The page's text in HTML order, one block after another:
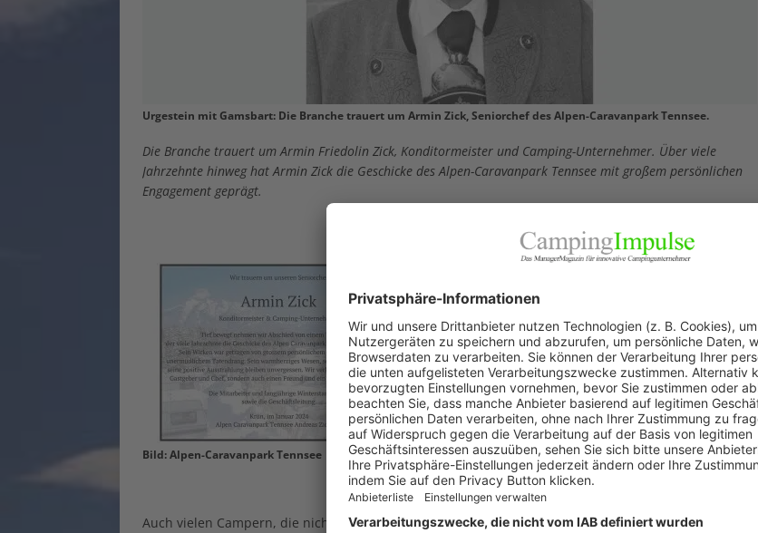
Urgestein mit Gamsbart: Die Branche trauert um Armin Zick, Seniorchef des Alpen-Caravanpark Tennsee.
Die Branche trauert um Armin Friedolin Zick, Konditormeister und Camping-Unternehmer. Über viele
Jahrzehnte hinweg hat Armin Zick die Geschicke des Alpen-Caravanpark Tennsee mit großem persönlichen
Engagement geprägt.
Bild: Alpen-Caravanpark Tennsee
Am Neujahrstag ist Armin Zick gestorben. Der
87 Jahre alt. Schon 1963 hatte er den Campingplatz
in Krün von seinem Vater übernommen. Seither hat
er die Anlage nach und nach modernisiert und weit
über die Grenzen des kleinen Ortes bekannt
gemacht. Besonders stand und steht der Alpen-
Caravanpark Tennsee fürs Wintercamping. Schon vor
Jahren hat er den Platz an seinen Sohn Andreas
übergeben.
Auch vielen Campern, die nicht bei Familie Zick zu Gast waren, ist das original bekannt: Mit